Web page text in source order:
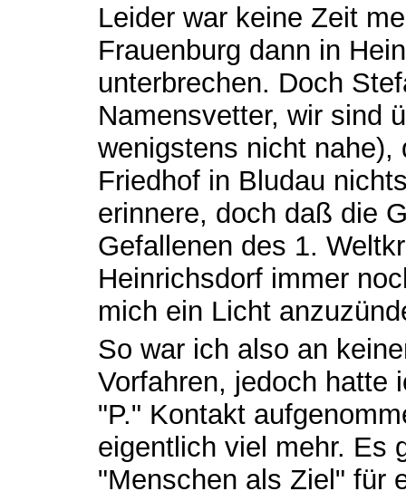
Leider war keine Zeit
Frauenburg dann in
unterbrechen. Doch
Namensvetter, wir sind
wenigstens nicht nahe),
Friedhof in Bludau
erinnere, doch daß die
Gefallenen des 1.
Heinrichsdorf immer
mich ein Licht
So war ich also an
Vorfahren, jedoch hatte
"P." Kontakt
eigentlich viel mehr. Es
"Menschen als Ziel" für